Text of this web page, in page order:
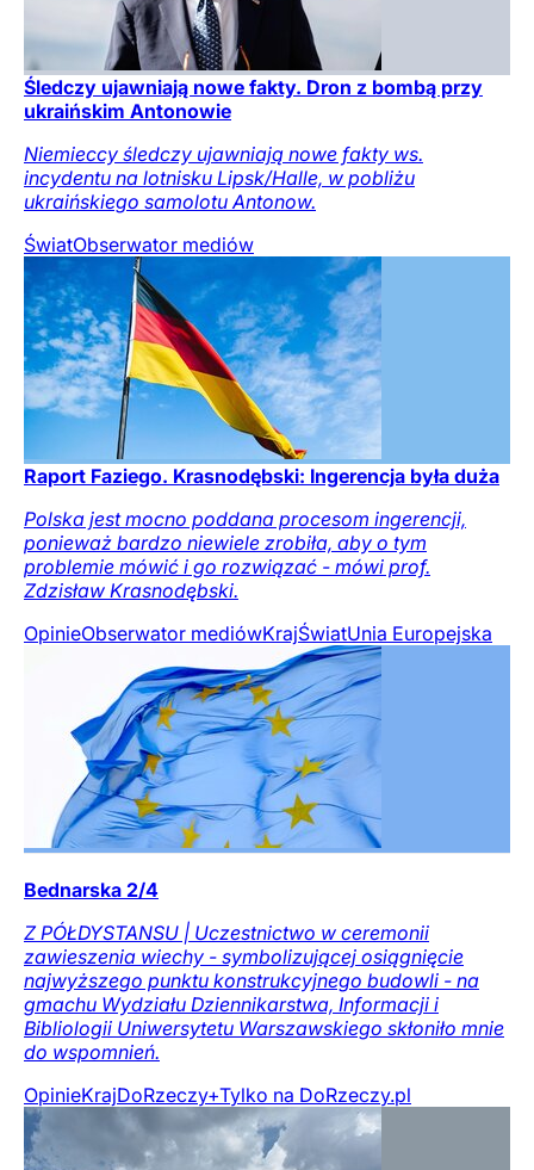
Śledczy ujawniają nowe fakty. Dron z bombą przy
ukraińskim Antonowie
Niemieccy śledczy ujawniają nowe fakty ws.
incydentu na lotnisku Lipsk/Halle, w pobliżu
ukraińskiego samolotu Antonow.
ŚwiatObserwator mediów
Raport Faziego. Krasnodębski: Ingerencja była duża
Polska jest mocno poddana procesom ingerencji,
ponieważ bardzo niewiele zrobiła, aby o tym
problemie mówić i go rozwiązać - mówi prof.
Zdzisław Krasnodębski.
OpinieObserwator mediówKrajŚwiatUnia Europejska
Bednarska 2/4
Z PÓŁDYSTANSU | Uczestnictwo w ceremonii
zawieszenia wiechy - symbolizującej osiągnięcie
najwyższego punktu konstrukcyjnego budowli - na
gmachu Wydziału Dziennikarstwa, Informacji i
Bibliologii Uniwersytetu Warszawskiego skłoniło mnie
do wspomnień.
OpinieKrajDoRzeczy+Tylko na DoRzeczy.pl